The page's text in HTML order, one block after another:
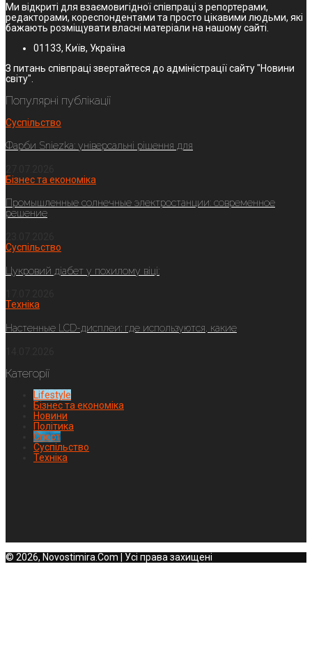
Ми відкриті для взаємовигідної співпраці з репортерами,
редакторами, кореспондентами та просто цікавими людьми, які
бажають розміщувати власні матеріали на нашому сайті.
01133, Київ, Україна
З питань співпраці звертайтеся до адміністрації сайту "Новини
світу".
Популярні публікації
Суспільство
Фарби Sniezka: універсальні рішення для
Бізнес та економіка
Промышленные солнечные электростанции: современное
решение
Суспільство
Цукровий діабет у похилому віці:
Техніка
Настенные LCD-дисплеи: где используются, какие
Категорії
Lifestyle
Бізнес та економіка
Новини
Політика
Спорт
Суспільство
Техніка
© 2026, Novostimira.Com | Усі права захищені